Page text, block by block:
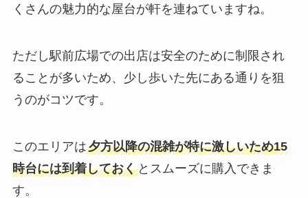
くさんの魅力的な屋台が軒を連ねていますね。
ただし駅前広場での出店は安全のために制限され
ることが多いため、少し歩いた先にある通りを狙
うのがコツです。
このエリアは夕方以降の混雑が特に激しいため15
時台には到着しておくとスムーズに購入できま
す。